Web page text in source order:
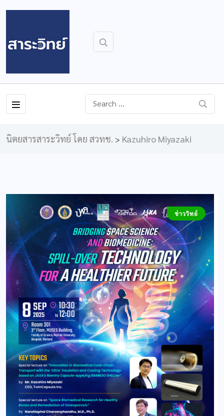
นิตยสารสาระวิทย์ โดย สวทช. > Kazuhiro Miyazaki
ข่าววิทย์